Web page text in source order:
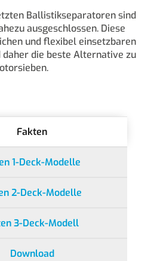
Ballistikseparatoren sind
ausgeschlossen. Diese
und flexibel einsetzbaren
daher die beste Alternative zu
Fakten
1-Deck-Modelle
2-Deck-Modelle
3-Deck-Modell
Download